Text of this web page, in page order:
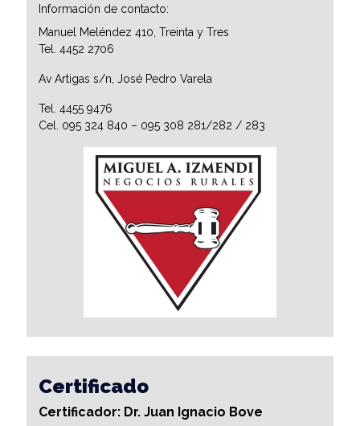
Información de contacto:
Manuel Meléndez 410, Treinta y Tres
Tel. 4452 2706
Av Artigas s/n, José Pedro Varela
Tel. 4455 9476
Cel. 095 324 840 – 095 308 281/282 / 283
Certificado
Certificador: Dr. Juan Ignacio Bove